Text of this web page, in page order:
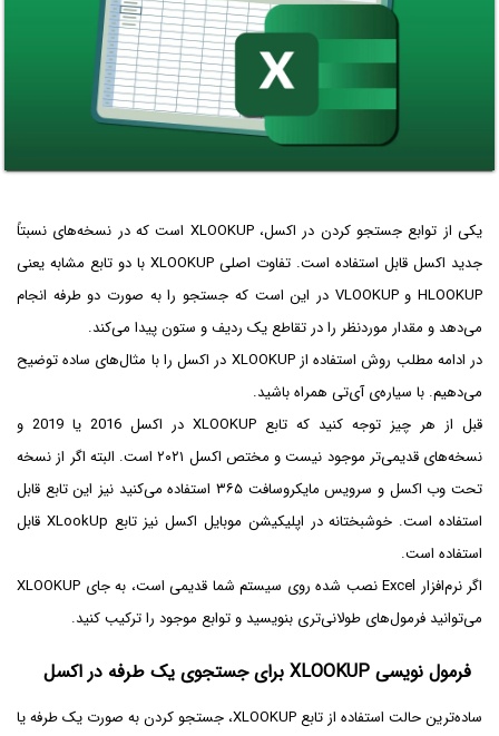
یکی از توابع جستجو کردن در اکسل، XLOOKUP است که در نسخه‌های نسبتاً
جدید اکسل قابل استفاده است. تفاوت اصلی XLOOKUP با دو تابع مشابه یعنی
HLOOKUP و VLOOKUP در این است که جستجو را به صورت دو طرفه انجام
می‌دهد و مقدار موردنظر را در تقاطع یک ردیف و ستون پیدا می‌کند.
در ادامه مطلب روش استفاده از XLOOKUP در اکسل را با مثال‌های ساده توضیح
می‌دهیم. با سیاره‌ی آی‌تی همراه باشید.
قبل از هر چیز توجه کنید که تابع XLOOKUP در اکسل 2016 یا 2019 و
نسخه‌های قدیمی‌تر موجود نیست و مختص اکسل ۲۰۲۱ است. البته اگر از نسخه
تحت وب اکسل و سرویس مایکروسافت ۳۶۵ استفاده می‌کنید نیز این تابع قابل
استفاده است. خوشبختانه در اپلیکیشن موبایل اکسل نیز تابع XLookUp قابل
استفاده است.
اگر نرم‌افزار Excel نصب شده روی سیستم شما قدیمی است، به جای XLOOKUP
می‌توانید فرمول‌های طولانی‌تری بنویسید و توابع موجود را ترکیب کنید.
فرمول نویسی XLOOKUP برای جستجوی یک طرفه در اکسل
ساده‌ترین حالت استفاده از تابع XLOOKUP، جستجو کردن به صورت یک طرفه یا